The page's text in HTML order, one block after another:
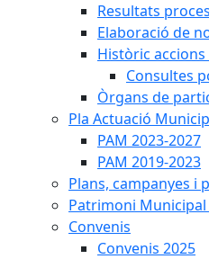
Resultats
Elaboració de
Històric
Consultes
Òrgans de
Pla Actuació
PAM 2023-2027
PAM 2019-2023
Plans, campanyes i
Patrimoni
Convenis
Convenis 2025